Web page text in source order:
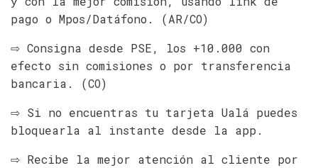
pago o Mpos/Datáfono. (AR/CO)
⇨ Consigna desde PSE, los +10.000 con
efecto sin comisiones o por transferencia
bancaria. (CO)
⇨ Si no encuentras tu tarjeta Ualá puedes
bloquearla al instante desde la app.
⇨ Recibe la mejor atención al cliente por